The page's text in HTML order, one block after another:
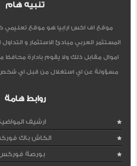
تنبيه هام
موقع اف اكس ارابيا هو موقع تعليمي
المستثمر العربي مبادئ الاستثمار و
اموال مقابل ذلك ولا يقوم بادارة محافظ
مسؤولة عن اي استغلال من قبل اي
روابط هامة
ارشيف
الكاش باك
بورصة